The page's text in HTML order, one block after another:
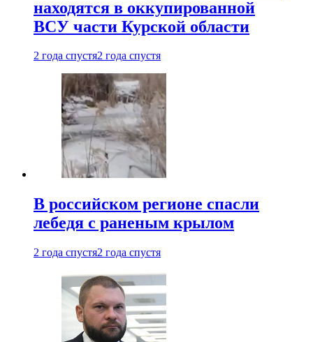
находятся в оккупированной
ВСУ части Курской области
2 года спустя2 года спустя
В российском регионе спасли
лебедя с раненым крылом
2 года спустя2 года спустя